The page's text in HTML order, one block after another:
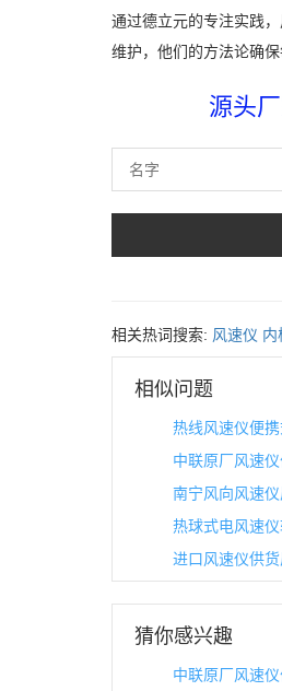
通过德立元的专注实践
维护，他们的方法论确保
源头
相关热词搜索: 风速仪 内
相似问题
热线风速仪便
中联原厂风速
南宁风向风速
热球式电风速
进口风速仪供
猜你感兴趣
中联原厂风速